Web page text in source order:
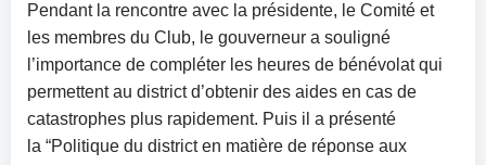
Pendant la rencontre avec la présidente, le Comité et
les membres du Club, le gouverneur a souligné
l’importance de compléter les heures de bénévolat qui
permettent au district d’obtenir des aides en cas de
catastrophes plus rapidement. Puis il a présenté
la “Politique du district en matière de réponse aux